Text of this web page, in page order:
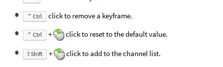
⌃ Ctrl click to remove a keyframe.
⌃ Ctrl + click to reset to the default value.
⇧ Shift + click to add to the channel list.